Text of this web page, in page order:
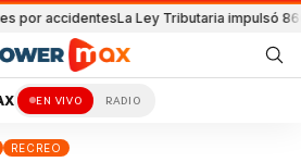
La Ley Tributaria impulsó 8600
EN VIVO RADIO
RECREO